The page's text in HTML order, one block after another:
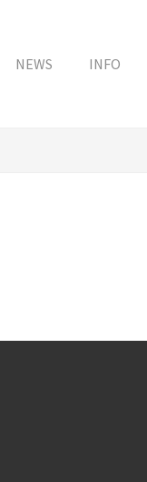
NEWS INFO